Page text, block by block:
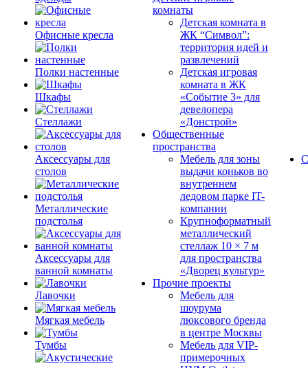
Офисные кресла
Полки настенные
Шкафы
Стеллажи
Аксессуары для
столов
Металлические
подстолья
Аксессуары для
ванной комнаты
Лавочки
Мягкая мебель
Тумбы
комнаты
Детская комната в
ЖК “Символ”:
территория идей и
развлечений
Детская игровая
комната в ЖК
«Событие 3» для
девелопера
«Донстрой»
Общественные
пространства
Мебель для зоны
выдачи коньков во
внутреннем
ледовом парке IT-
компании
Крупноформатный
металлический
стеллаж 10 × 7 м
для пространства
«Дворец культур»
Прочие проекты
Мебель для
шоурума
люксового бренда
в центре Москвы
Мебель для VIP-
примерочных